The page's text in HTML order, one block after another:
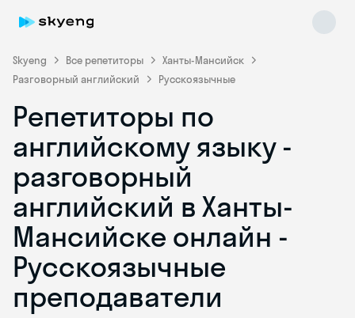
Skyeng Все репетиторы
Ханты-Мансийск
Разговорный английский
Русскоязычные
Репетиторы по
английскому языку -
разговорный
английский в Ханты-
Мансийске онлайн -
Русскоязычные
преподаватели
Skyeng Chat